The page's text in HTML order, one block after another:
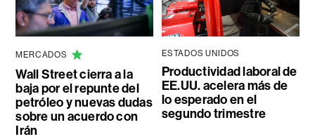
MERCADOS
Wall Street cierra a la
baja por el repunte del
petróleo y nuevas dudas
sobre un acuerdo con
Irán
ESTADOS UNIDOS
Productividad laboral de
EE.UU. acelera más de
lo esperado en el
segundo trimestre